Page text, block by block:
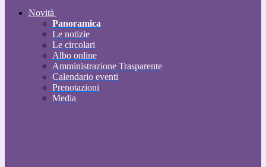
Novità
Panoramica
Le notizie
Le circolari
Albo online
Amministrazione Trasparente
Calendario eventi
Prenotazioni
Media